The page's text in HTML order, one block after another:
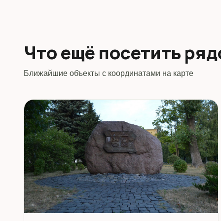
Что ещё посетить
Ближайшие объекты с координатами на карте